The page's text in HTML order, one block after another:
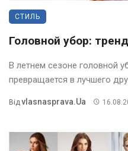
СТИЛЬ
Головной убор:
В летнем сезоне головной
превращается в лучшего
Від Vlasnasprava.ua